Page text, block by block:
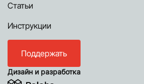
Статьи
Инструкции
Поддержать
Дизайн и разработка